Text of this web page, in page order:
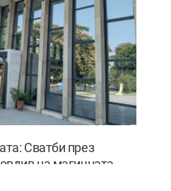
Сватби през
на магичната